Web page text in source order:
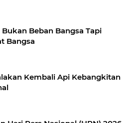
Bukan Beban Bangsa Tapi
Bangsa
Kembali Api Kebangkitan